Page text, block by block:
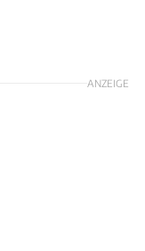
ANZEIGE